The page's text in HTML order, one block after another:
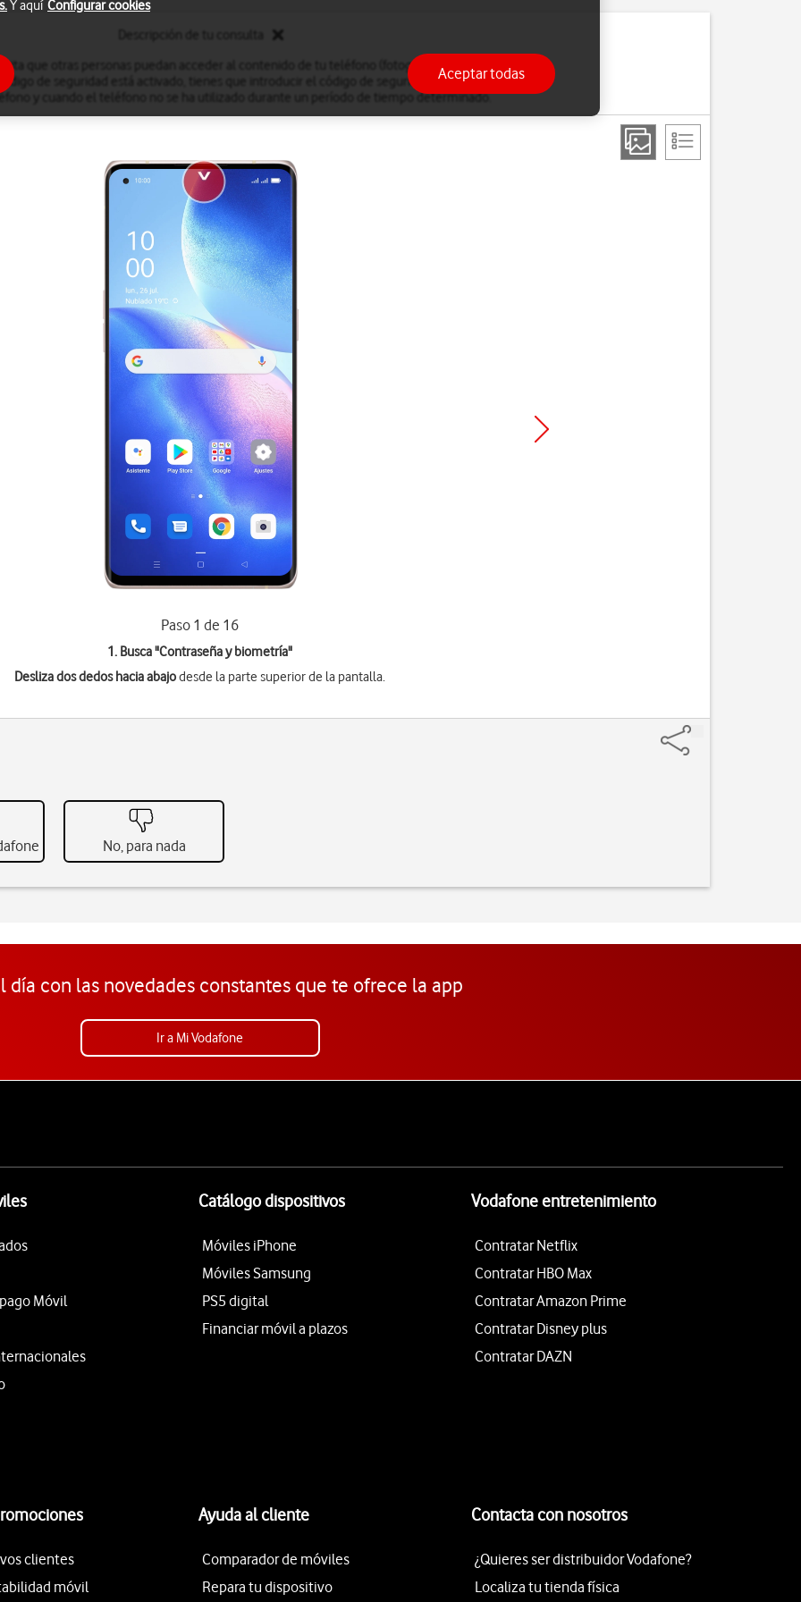
que otras personas puedan acceder al contenido de tu teléfono (fotografías, mensajes, etc.).
de seguridad está activado, tienes que introducir el código de seguridad cada vez que
y cuando el teléfono no se ha utilizado durante un período de tiempo determinado.
Paso 1 de 16
1. Busca "Contraseña y biometría"
Desliza dos dedos hacia abajodesde la parte superior de la pantalla.
No, para nada
día con las novedades constantes que te ofrece la app
Ir a Mi Vodafone
Móvil
Catálogo dispositivos
Móviles iPhone
Móviles Samsung
PS5 digital
Financiar móvil a plazos
Vodafone entretenimiento
Contratar Netflix
Contratar HBO Max
Contratar Amazon Prime
Contratar Disney plus
Contratar DAZN
clientes
móvil
Ayuda al cliente
Comparador de móviles
Repara tu dispositivo
Contacta con nosotros
¿Quieres ser distribuidor Vodafone?
Localiza tu tienda física
Y aquí Configurar cookies
Aceptar todas